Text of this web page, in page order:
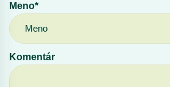
Meno*
Komentár